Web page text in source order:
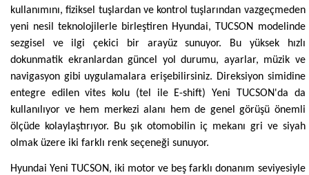
kullanımını, fiziksel tuşlardan ve kontrol tuşlarından vazgeçmeden
yeni nesil teknolojilerle birleştiren Hyundai, TUCSON modelinde
sezgisel ve ilgi çekici bir arayüz sunuyor. Bu yüksek hızlı
dokunmatik ekranlardan güncel yol durumu, ayarlar, müzik ve
navigasyon gibi uygulamalara erişebilirsiniz. Direksiyon simidine
entegre edilen vites kolu (tel ile E-shift) Yeni TUCSON'da da
kullanılıyor ve hem merkezi alanı hem de genel görüşü önemli
ölçüde kolaylaştırıyor. Bu şık otomobilin iç mekanı gri ve siyah
olmak üzere iki farklı renk seçeneği sunuyor.
Hyundai Yeni TUCSON, iki motor ve beş farklı donanım seviyesiyle